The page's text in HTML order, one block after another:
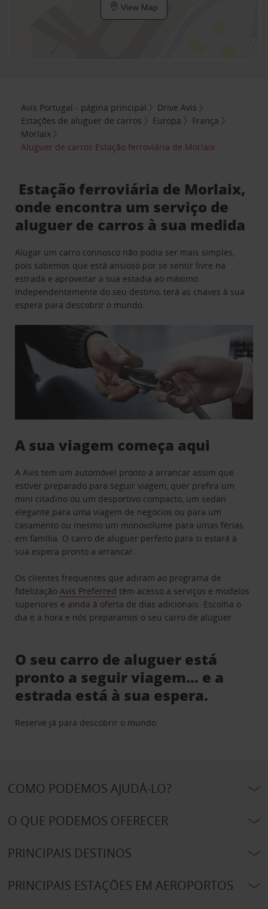
View Map
Avis Portugal - página principal
Drive Avis
Estações de aluguer de carros
Europa
França
Morlaix
Aluguer de carros Estação ferroviária de Morlaix
Estação ferroviária de Morlaix,
onde encontra um serviço de
aluguer de carros à sua medida
Alugar um carro connosco não podia ser mais simples,
pois sabemos que está ansioso por se sentir livre na
estrada e aproveitar a sua estadia ao máximo.
Independentemente do seu destino, terá as chaves à sua
espera para descobrir o mundo.
A sua viagem começa aqui
A Avis tem um automóvel pronto a arrancar assim que
estiver preparado para seguir viagem, quer prefira um
mini citadino ou um desportivo compacto, um sedan
elegante para uma viagem de negócios ou para um
casamento ou mesmo um monovolume para umas férias
em família. O carro de aluguer perfeito para si estará à
sua espera pronto a arrancar.
Os clientes frequentes que adiram ao programa de
fidelizaçãoAvis Preferred têm acesso a serviços e modelos
superiores e ainda à oferta de dias adicionais. Escolha o
dia e a hora e nós preparamos o seu carro de aluguer.
O seu carro de aluguer está
pronto a seguir viagem… e a
estrada está à sua espera.
Reserve já para descobrir o mundo.
COMO PODEMOS AJUDÁ-LO?
O QUE PODEMOS OFERECER
PRINCIPAIS DESTINOS
PRINCIPAIS ESTAÇÕES EM AEROPORTOS